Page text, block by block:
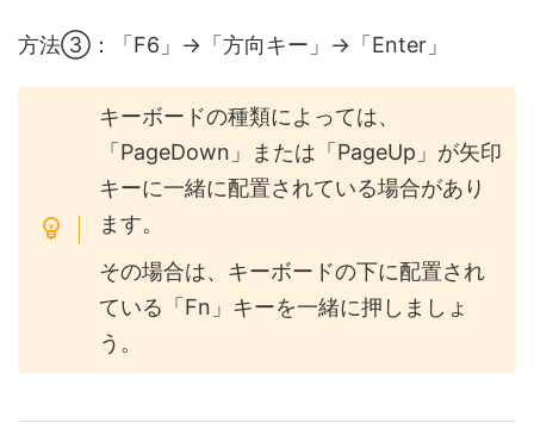
方法③：「F6」→「方向キー」→「Enter」
キーボードの種類によっては、
「PageDown」または「PageUp」が矢印
キーに一緒に配置されている場合があり
ます。
その場合は、キーボードの下に配置され
ている「Fn」キーを一緒に押しましょ
う。